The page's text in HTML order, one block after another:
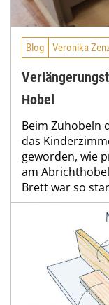
Blog Veronika
Hobel
Beim Zuhobeln
das
geworden, wie
am
Brett war so